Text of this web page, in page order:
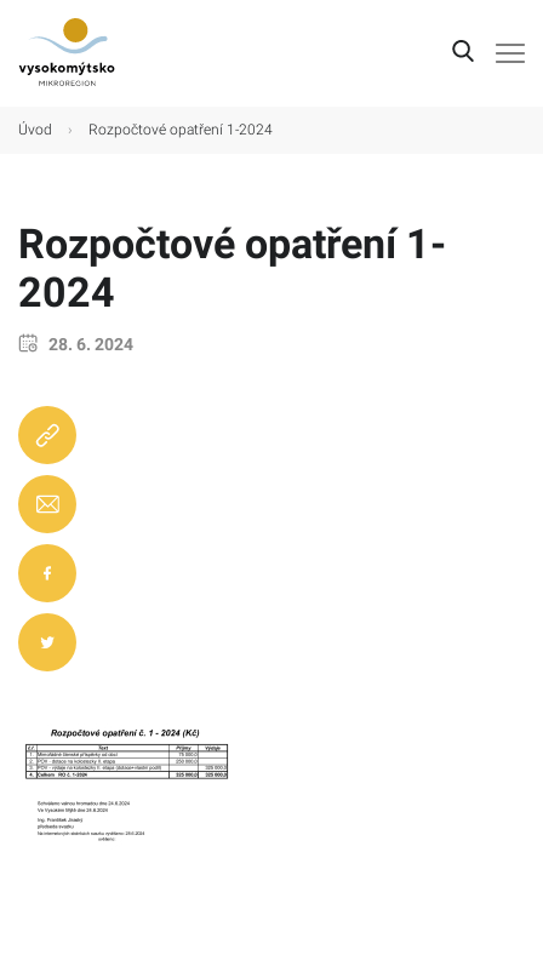
Úvod › Rozpočtové opatření 1-2024
Rozpočtové opatření 1-
2024
28. 6. 2024
Úvod
Turistické cíle